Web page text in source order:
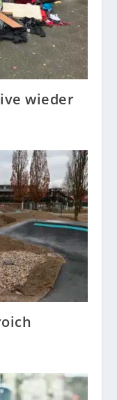
wieder